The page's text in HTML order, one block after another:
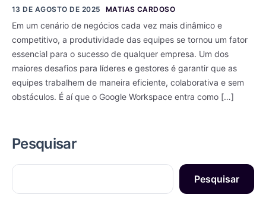
13 DE AGOSTO DE 2025 MATIAS CARDOSO
Em um cenário de negócios cada vez mais dinâmico e
competitivo, a produtividade das equipes se tornou um fator
essencial para o sucesso de qualquer empresa. Um dos
maiores desafios para líderes e gestores é garantir que as
equipes trabalhem de maneira eficiente, colaborativa e sem
obstáculos. É aí que o Google Workspace entra como […]
Pesquisar
Pesquisar